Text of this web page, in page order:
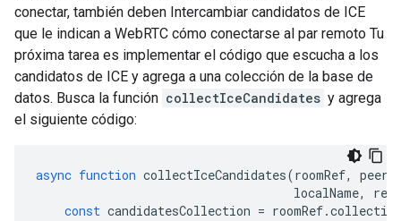
conectar, también deben Intercambiar candidatos de ICE
que le indican a WebRTC cómo conectarse al par remoto Tu
próxima tarea es implementar el código que escucha a los
candidatos de ICE y agrega a una colección de la base de
datos. Busca la función collectIceCandidates y agrega
el siguiente código:
async function collectIceCandidates(roomRef,
localName,
const candidatesCollection = roomRef.collection